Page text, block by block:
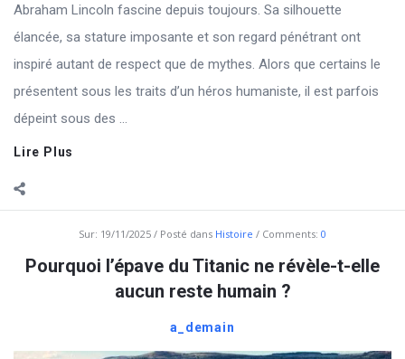
Abraham Lincoln fascine depuis toujours. Sa silhouette
élancée, sa stature imposante et son regard pénétrant ont
inspiré autant de respect que de mythes. Alors que certains le
présentent sous les traits d’un héros humaniste, il est parfois
dépeint sous des ...
Lire Plus
Sur: 19/11/2025 Posté dans Histoire Comments: 0
Pourquoi l’épave du Titanic ne révèle-t-elle
aucun reste humain ?
a_demain